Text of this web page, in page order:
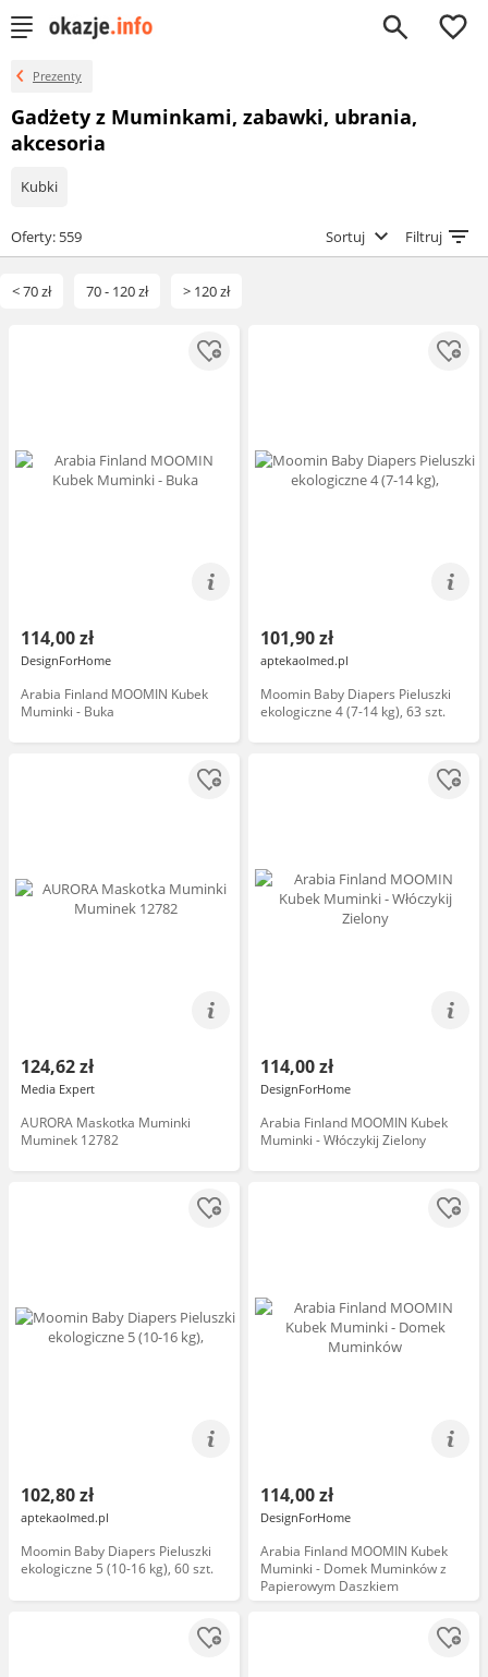
0
Prezenty
Gadżety z Muminkami, zabawki, ubrania,
akcesoria
Kubki
Oferty: 559 Sortuj Filtruj
< 70 zł 70 - 120 zł > 120 zł
114,00 zł
DesignForHome
Arabia Finland MOOMIN Kubek
Muminki - Buka
101,90 zł
aptekaolmed.pl
Moomin Baby Diapers Pieluszki
ekologiczne 4 (7-14 kg), 63 szt.
124,62 zł
Media Expert
AURORA Maskotka Muminki
Muminek 12782
114,00 zł
DesignForHome
Arabia Finland MOOMIN Kubek
Muminki - Włóczykij Zielony
102,80 zł
aptekaolmed.pl
Moomin Baby Diapers Pieluszki
ekologiczne 5 (10-16 kg), 60 szt.
114,00 zł
DesignForHome
Arabia Finland MOOMIN Kubek
Muminki - Domek Muminków z
Papierowym Daszkiem